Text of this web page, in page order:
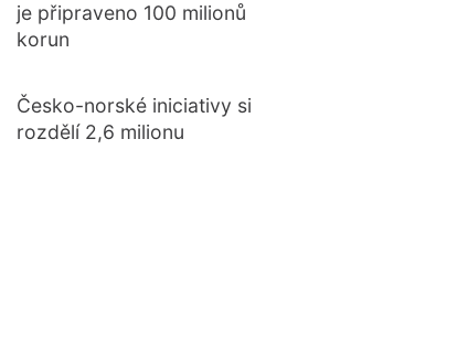
je připraveno 100 milionů
korun
Česko-norské iniciativy si
rozdělí 2,6 milionu